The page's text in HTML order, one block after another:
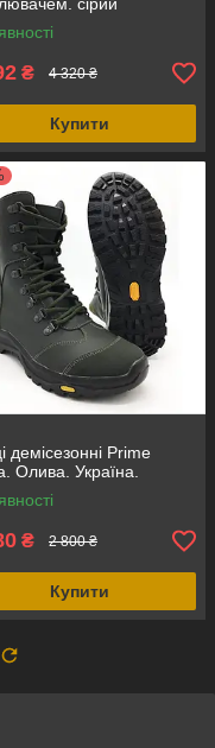
сірий
Mil-Tec
₴ 4 320 ₴
Купити
демісезонні Prime
Олива. Україна.
₴ 2 800 ₴
Купити